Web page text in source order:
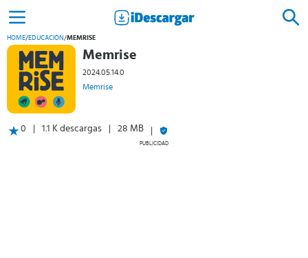
HOME/EDUCACIÓN/MEMRISE
Memrise
2024.05.14.0
Memrise
0 1.1 K descargas 28 MB
PUBLICIDAD